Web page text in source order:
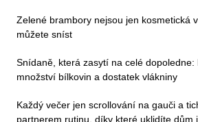
Zelené brambory nejsou jen kosmetická
můžete sníst
Snídaně, která zasytí na celé dopoledne:
množství bílkovin a dostatek vlákniny
Každý večer jen scrollování na gauči a
partnerem rutinu, díky které uklidíte dům